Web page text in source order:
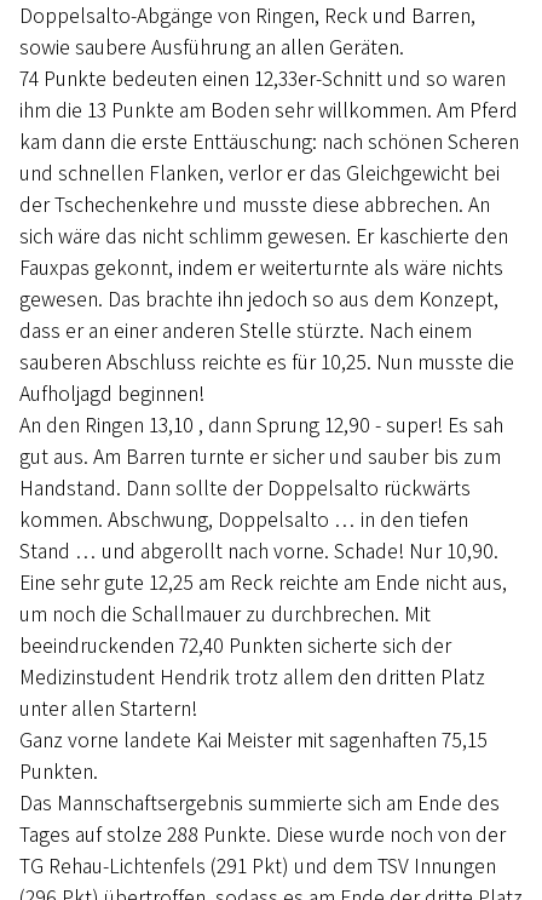
Doppelsalto-Abgänge von Ringen, Reck und Barren,
sowie saubere Ausführung an allen Geräten.
74 Punkte bedeuten einen 12,33er-Schnitt und so waren
ihm die 13 Punkte am Boden sehr willkommen. Am Pferd
kam dann die erste Enttäuschung: nach schönen Scheren
und schnellen Flanken, verlor er das Gleichgewicht bei
der Tschechenkehre und musste diese abbrechen. An
sich wäre das nicht schlimm gewesen. Er kaschierte den
Fauxpas gekonnt, indem er weiterturnte als wäre nichts
gewesen. Das brachte ihn jedoch so aus dem Konzept,
dass er an einer anderen Stelle stürzte. Nach einem
sauberen Abschluss reichte es für 10,25. Nun musste die
Aufholjagd beginnen!
An den Ringen 13,10 , dann Sprung 12,90 - super! Es sah
gut aus. Am Barren turnte er sicher und sauber bis zum
Handstand. Dann sollte der Doppelsalto rückwärts
kommen. Abschwung, Doppelsalto … in den tiefen
Stand … und abgerollt nach vorne. Schade! Nur 10,90.
Eine sehr gute 12,25 am Reck reichte am Ende nicht aus,
um noch die Schallmauer zu durchbrechen. Mit
beeindruckenden 72,40 Punkten sicherte sich der
Medizinstudent Hendrik trotz allem den dritten Platz
unter allen Startern!
Ganz vorne landete Kai Meister mit sagenhaften 75,15
Punkten.
Das Mannschaftsergebnis summierte sich am Ende des
Tages auf stolze 288 Punkte. Diese wurde noch von der
TG Rehau-Lichtenfels (291 Pkt) und dem TSV Innungen